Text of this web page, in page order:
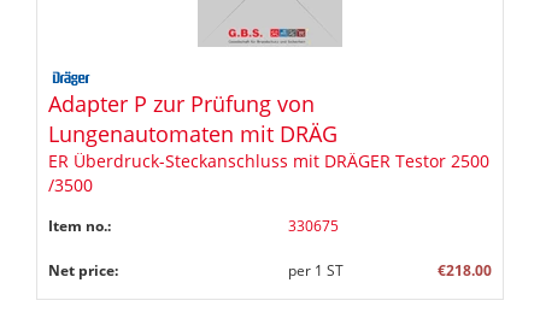
Adapter P zur Prüfung von
Lungenautomaten mit DRÄG
ER Überdruck-Steckanschluss mit DRÄGER Testor 2500
/3500
Item no.: 330675
Net price: per 1 ST €218.00